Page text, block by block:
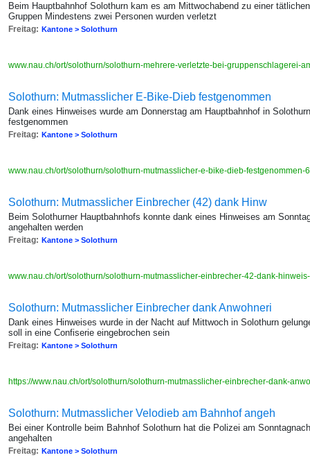
Beim Hauptbahnhof Solothurn kam es am Mittwochabend zu einer
Gruppen Mindestens zwei Personen wurden verletzt
Freitag: Kantone > Solothurn
www.nau.ch/ort/solothurn/solothurn-mehrere-verletzte-bei-gruppenschlagerei-
Solothurn: Mutmasslicher E-Bike-Dieb festgenommen
Dank eines Hinweises wurde am Donnerstag am Hauptbahnhof in
festgenommen
Freitag: Kantone > Solothurn
www.nau.ch/ort/solothurn/solothurn-mutmasslicher-e-bike-dieb-
Solothurn: Mutmasslicher Einbrecher (42) dank Hinw
Beim Solothurner Hauptbahnhofs konnte dank eines Hinweises am
angehalten werden
Freitag: Kantone > Solothurn
www.nau.ch/ort/solothurn/solothurn-mutmasslicher-einbrecher-42-dank-
Solothurn: Mutmasslicher Einbrecher dank Anwohneri
Dank eines Hinweises wurde in der Nacht auf Mittwoch in Solothurn
soll in eine Confiserie eingebrochen sein
Freitag: Kantone > Solothurn
https://www.nau.ch/ort/solothurn/solothurn-mutmasslicher-einbrecher-dank-
Solothurn: Mutmasslicher Velodieb am Bahnhof angeh
Bei einer Kontrolle beim Bahnhof Solothurn hat die Polizei am
angehalten
Freitag: Kantone > Solothurn